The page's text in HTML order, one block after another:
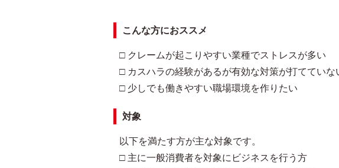
こんな方におススメ
□ クレームが起こりやすい業種でストレスが多い
□ カスハラの経験があるが有効な対策が打てていな
□ 少しでも働きやすい職場環境を作りたい
対象
以下を満たす方が主な対象です。
□ 主に一般消費者を対象にビジネスを行う方